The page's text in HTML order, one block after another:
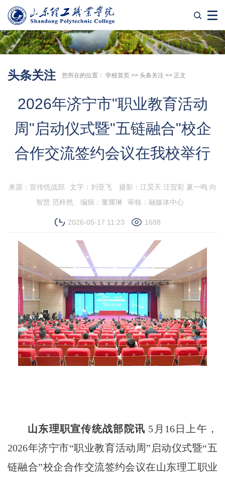
头条关注 您所在的位置： 学校首页 >> 头条关注 >> 正文
2026年济宁市"职业教育活动
周"启动仪式暨"五链融合"校企
合作交流签约会议在我校举行
来源：宣传统战部 文字：刘亚飞
摄影：江昊天 汪贺彩 夏一鸣 向
智慧 范梓然
编辑：董耀琳 审核：融媒体中心
2026-05-17 11:23 1688
山东理职宣传统战部院讯 5月16日上午，
2026年济宁市“职业教育活动周”启动仪式暨“五
链融合”校企合作交流签约会议在山东理工职业